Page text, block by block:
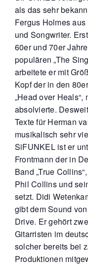
als das sehr
Fergus Holmes
und Songwriter.
60er und 70er
populären „The
arbeitete er mit
Kopf der in den
„Head over
absolvierte.
Texte für Herman
musikalisch sehr
SiFUNKEL ist er
Frontmann der in
Band „True
Phil Collins und
setzt. Didi
gibt dem Sound
Drive. Er gehört
Gitarristen im
solcher bereits bei
Produktionen